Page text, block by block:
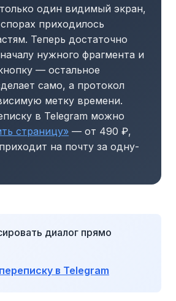
один видимый экран,
приходилось
Теперь достаточно
нужного фрагмента и
— остальное
само, а протокол
метку времени.
в Telegram можно
страницу» — от 490 ₽,
на почту за одну-
диалог прямо
в Telegram